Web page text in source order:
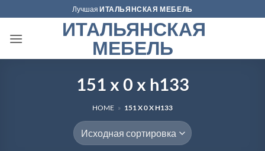
to
content
ЛучшаяИТАЛЬЯНСКАЯ МЕБЕЛЬ
ИТАЛЬЯНСКАЯ
МЕБЕЛЬ
151 x 0 x h133
HOME » 151 X 0 X H133